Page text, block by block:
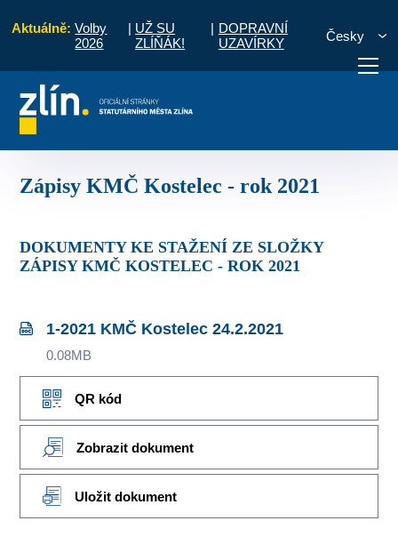
Aktuálně: Volby
2026
| UŽ SU
ZLÍŇÁK!
| DOPRAVNÍ
UZAVÍRKY
Česky
vyřídit Potřebuji zaplatit
Zápisy KMČ Kostelec - rok 2021
DOKUMENTY KE STAŽENÍ ZE SLOŽKY
ZÁPISY KMČ KOSTELEC - ROK 2021
1-2021 KMČ Kostelec 24.2.2021
0.08MB
QR kód
Zobrazit dokument
Uložit dokument